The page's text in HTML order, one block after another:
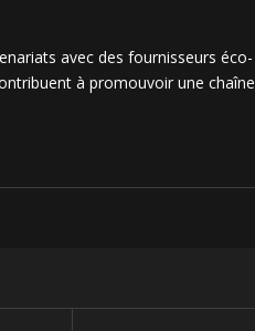
avec des fournisseurs éco-
à promouvoir une chaîne